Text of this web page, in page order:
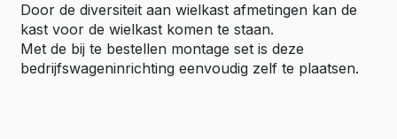
Door de diversiteit aan wielkast afmetingen kan de
kast voor de wielkast komen te staan.
Met de bij te bestellen montage set is deze
bedrijfswageninrichting eenvoudig zelf te plaatsen.